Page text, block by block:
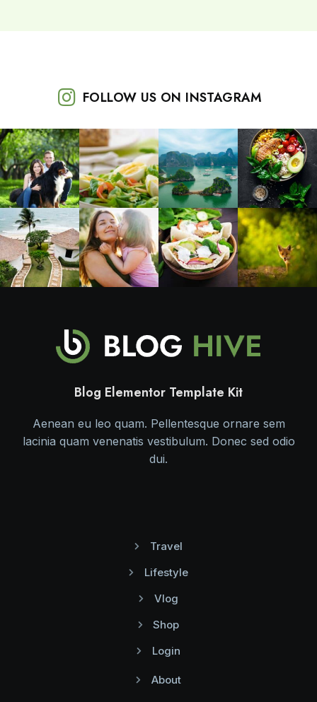
FOLLOW US ON INSTAGRAM
Blog Elementor Template Kit
Aenean eu leo quam. Pellentesque ornare sem
lacinia quam venenatis vestibulum. Donec sed odio
dui.
Travel
Lifestyle
Vlog
Shop
Login
About